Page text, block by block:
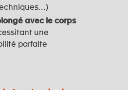
avec le corps
une
parfaite